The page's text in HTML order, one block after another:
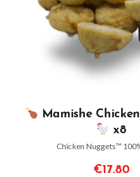
Mamishe
x8
Chicken Nuggets™
€17.80